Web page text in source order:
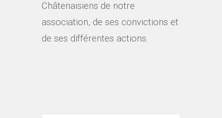
Châtenaisiens de notre
association, de ses convictions et
de ses différentes actions.